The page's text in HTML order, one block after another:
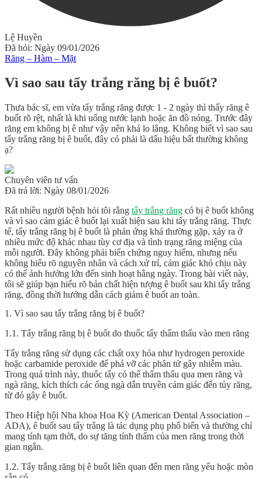
Lệ Huyền
Đã hỏi: Ngày 09/01/2026
Răng – Hàm – Mặt
Vì sao sau tẩy trắng răng bị ê buốt?
Thưa bác sĩ, em vừa tẩy trắng răng được 1 - 2 ngày thì thấy răng ê
buốt rõ rệt, nhất là khi uống nước lạnh hoặc ăn đồ nóng. Trước đây
răng em không bị ê như vậy nên khá lo lắng. Không biết vì sao sau
tẩy trắng răng bị ê buốt, đây có phải là dấu hiệu bất thường không
ạ?
Chuyên viên tư vấn
Đã trả lời: Ngày 08/01/2026
Rất nhiều người bệnh hỏi tôi rằng tẩy trắng răng có bị ê buốt không
và vì sao cảm giác ê buốt lại xuất hiện sau khi tẩy trắng răng. Thực
tế, tẩy trắng răng bị ê buốt là phản ứng khá thường gặp, xảy ra ở
nhiều mức độ khác nhau tùy cơ địa và tình trạng răng miệng của
mỗi người. Đây không phải biến chứng nguy hiểm, nhưng nếu
không hiểu rõ nguyên nhân và cách xử trí, cảm giác khó chịu này
có thể ảnh hưởng lớn đến sinh hoạt hằng ngày. Trong bài viết này,
tôi sẽ giúp bạn hiểu rõ bản chất hiện tượng ê buốt sau khi tẩy trắng
răng, đồng thời hướng dẫn cách giảm ê buốt an toàn.
1. Vì sao sau tẩy trắng răng bị ê buốt?
1.1. Tẩy trắng răng bị ê buốt do thuốc tẩy thẩm thấu vào men răng
Tẩy trắng răng sử dụng các chất oxy hóa như hydrogen peroxide
hoặc carbamide peroxide để phá vỡ các phân tử gây nhiễm màu.
Trong quá trình này, thuốc tẩy có thể thẩm thấu qua men răng và
ngà răng, kích thích các ống ngà dẫn truyền cảm giác đến tủy răng,
từ đó gây ê buốt.
Theo Hiệp hội Nha khoa Hoa Kỳ (American Dental Association –
ADA), ê buốt sau tẩy trắng là tác dụng phụ phổ biến và thường chỉ
mang tính tạm thời, do sự tăng tính thấm của men răng trong thời
gian ngắn.
1.2. Tẩy trắng răng bị ê buốt liên quan đến men răng yếu hoặc mòn